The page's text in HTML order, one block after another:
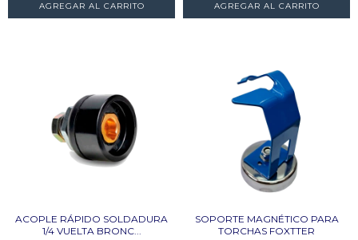
AGREGAR AL CARRITO AGREGAR AL CARRITO
ACOPLE RÁPIDO SOLDADURA
1/4 VUELTA BRONC...
SOPORTE MAGNÉTICO PARA
TORCHAS FOXTTER